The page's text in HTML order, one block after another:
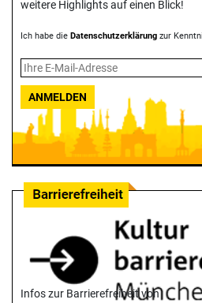
weitere Highlights auf einen Blick!
Ich habe die Datenschutzerklärung zur
ANMELDEN
Infos zur Barrierefreiheit von